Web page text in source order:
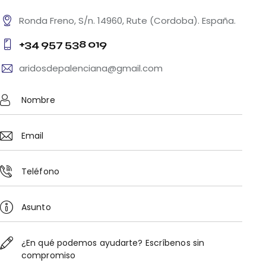
Ronda Freno, S/n. 14960, Rute (Cordoba). España.
+34 957 538 019
aridosdepalenciana@gmail.com